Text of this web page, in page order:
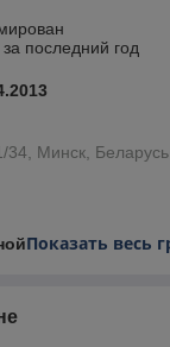
последний год
34, Минск, Беларусь
Показать весь